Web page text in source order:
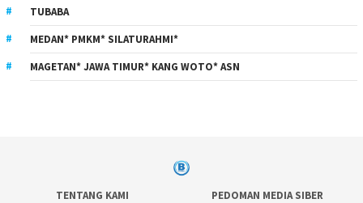
TUBABA
MEDAN* PMKM* SILATURAHMI*
MAGETAN* JAWA TIMUR* KANG WOTO* ASN
TENTANG KAMI
PEDOMAN MEDIA SIBER